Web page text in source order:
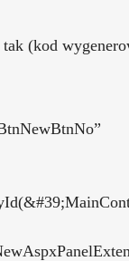
(kod